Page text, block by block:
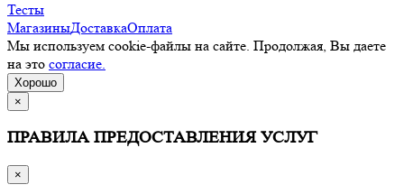
Тесты
МагазиныДоставкаОплата
Мы используем cookie-файлы на сайте. Продолжая, Вы даете
на это согласие.
Хорошо
×
ПРАВИЛА ПРЕДОСТАВЛЕНИЯ УСЛУГ
×